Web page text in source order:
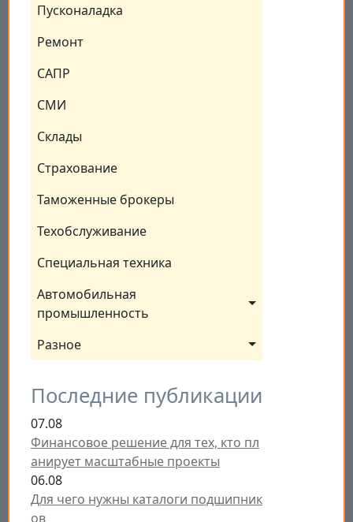
Пусконаладка
Ремонт
САПР
СМИ
Склады
Страхование
Таможенные брокеры
Техобслуживание
Специальная техника
Автомобильная
промышленность
Разное
Последние публикации
07.08
Финансовое решение для тех, кто пл
анирует масштабные проекты
06.08
Для чего нужны каталоги подшипник
ов